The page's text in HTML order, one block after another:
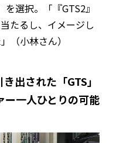
選択。「『GTS2』
たるし、イメージし
（小林さん）
出された「GTS」
ー一人ひとりの可能